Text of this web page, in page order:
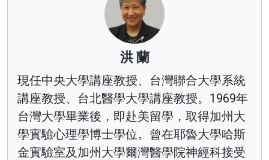
洪 蘭
現任中央大學講座教授、台灣聯合大學系統
講座教授、台北醫學大學講座教授。1969年
台灣大學畢業後，即赴美留學，取得加州大
學實驗心理學博士學位。曾在耶魯大學哈斯
金實驗室及加州大學爾灣醫學院神經科接受